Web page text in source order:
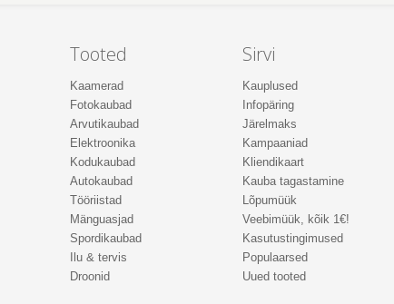
Tooted
Kaamerad
Fotokaubad
Arvutikaubad
Elektroonika
Kodukaubad
Autokaubad
Tööriistad
Mänguasjad
Spordikaubad
Ilu & tervis
Droonid
Sirvi
Kauplused
Infopäring
Järelmaks
Kampaaniad
Kliendikaart
Kauba tagastamine
Lõpumüük
Veebimüük, kõik 1€!
Kasutustingimused
Populaarsed
Uued tooted